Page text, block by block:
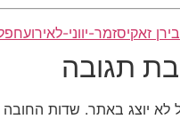
זאקיסזמר-יווני-לאירוע
תגובה
לא יוצג באתר. שדות החובה